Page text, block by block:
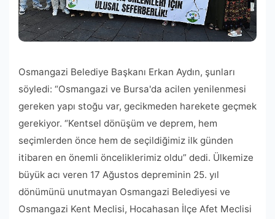
Osmangazi Belediye Başkanı Erkan Aydın, şunları
söyledi: “Osmangazi ve Bursa'da acilen yenilenmesi
gereken yapı stoğu var, gecikmeden harekete geçmek
gerekiyor. “Kentsel dönüşüm ve deprem, hem
seçimlerden önce hem de seçildiğimiz ilk günden
itibaren en önemli önceliklerimiz oldu” dedi. Ülkemize
büyük acı veren 17 Ağustos depreminin 25. yıl
dönümünü unutmayan Osmangazi Belediyesi ve
Osmangazi Kent Meclisi, Hocahasan İlçe Afet Meclisi